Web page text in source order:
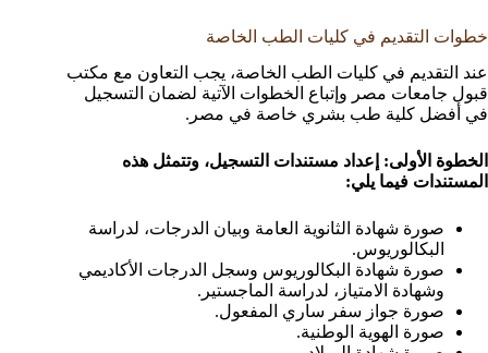
خطوات التقديم في كليات الطب الخاصة
عند التقديم في كليات الطب الخاصة، يجب التعاون مع مكتب
قبول جامعات مصر وإتباع الخطوات الآتية لضمان التسجيل
في أفضل كلية طب بشري خاصة في مصر.
الخطوة الأولى: إعداد مستندات التسجيل، وتتمثل هذه
المستندات فيما يلي:
صورة شهادة الثانوية العامة وبيان الدرجات، لدراسة
البكالوريوس.
صورة شهادة البكالوريوس وسجل الدرجات الأكاديمي
وشهادة الامتياز، لدراسة الماجستير.
صورة جواز سفر ساري المفعول.
صورة الهوية الوطنية.